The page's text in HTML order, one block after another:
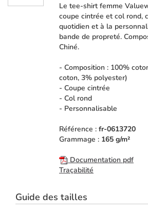
Le tee-shirt femme
coupe cintrée et col rond,
quotidien et à la
bande de propreté.
Chiné.
- Composition : 100%
coton, 3% polyester)
- Coupe cintrée
- Col rond
- Personnalisable
Référence : fr-0613720
Grammage : 165 g/m²
Documentation pdf
Traçabilité
Guide des tailles